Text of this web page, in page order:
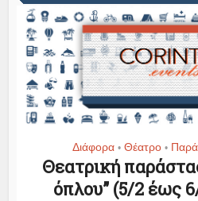
Διάφορα • Θέατρο •
Θεατρική
όπλου” (5/2 έως